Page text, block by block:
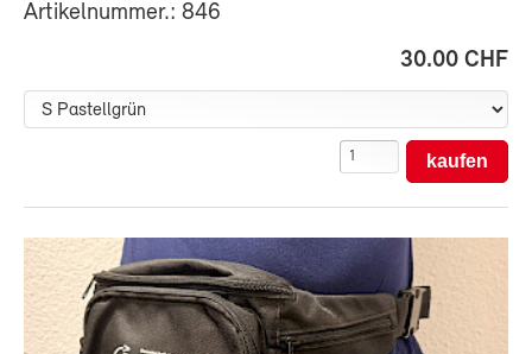
Artikelnummer.: 846
30.00 CHF